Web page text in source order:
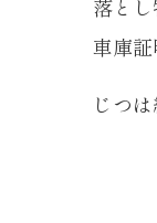
落と
車庫証
じつ